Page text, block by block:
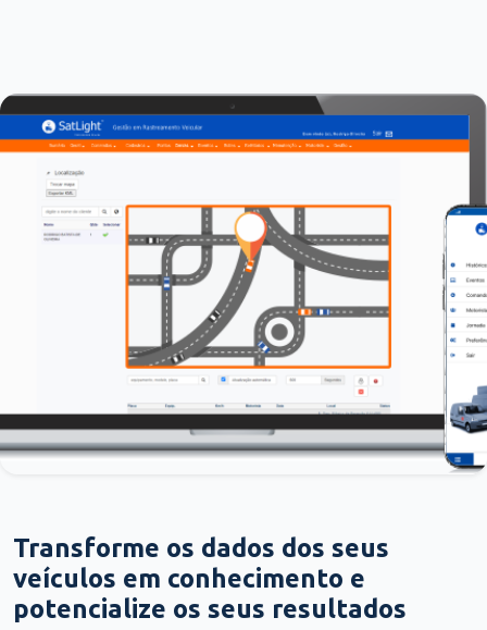
Transforme os dados dos seus
veículos em conhecimento e
potencialize os seus resultados